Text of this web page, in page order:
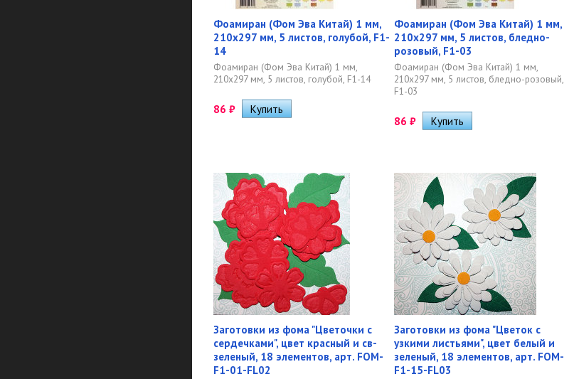
Фоамиран (Фом Эва Китай) 1 мм,
210х297 мм, 5 листов, голубой, F1-
14
Фоамиран (Фом Эва Китай) 1 мм,
210х297 мм, 5 листов, голубой, F1-14
86 ₽
Фоамиран (Фом Эва Китай) 1 мм,
210х297 мм, 5 листов, бледно-
розовый, F1-03
Фоамиран (Фом Эва Китай) 1 мм,
210х297 мм, 5 листов, бледно-розовый,
F1-03
86 ₽
Заготовки из фома "Цветочки с
сердечками", цвет красный и св-
зеленый, 18 элементов, арт. FOM-
F1-01-FL02
Заготовки из фома "Цветок с
узкими листьями", цвет белый и
зеленый, 18 элементов, арт. FOM-
F1-15-FL03